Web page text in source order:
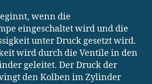
wenn die
eingeschaltet wird und die
unter Druck gesetzt wird.
wird durch die Ventile in den
geleitet. Der Druck der
den Kolben im Zylinder